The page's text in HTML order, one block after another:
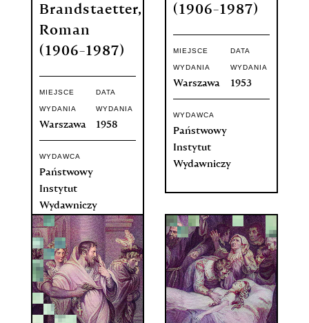
Brandstaetter,
Roman
(1906-1987)
MIEJSCE
WYDANIA
Warszawa
DATA
WYDANIA
1958
WYDAWCA
Państwowy
Instytut
Wydawniczy
(1906-1987)
MIEJSCE
WYDANIA
Warszawa
DATA
WYDANIA
1953
WYDAWCA
Państwowy
Instytut
Wydawniczy